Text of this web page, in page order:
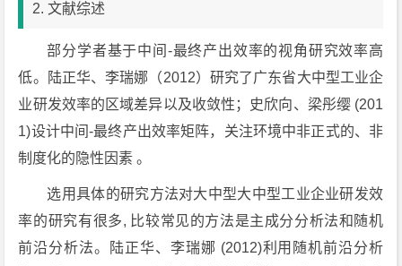
2. 文献综述
部分学者基于中间-最终产出效率的视角研究效率高
低。陆正华、李瑞娜（2012）研究了广东省大中型工业企
业研发效率的区域差异以及收敛性；史欣向、梁彤缨 (201
1)设计中间-最终产出效率矩阵，关注环境中非正式的、非
制度化的隐性因素 。
选用具体的研究方法对大中型大中型工业企业研发效
率的研究有很多, 比较常见的方法是主成分分析法和随机
前沿分析法。陆正华、李瑞娜 (2012)利用随机前沿分析